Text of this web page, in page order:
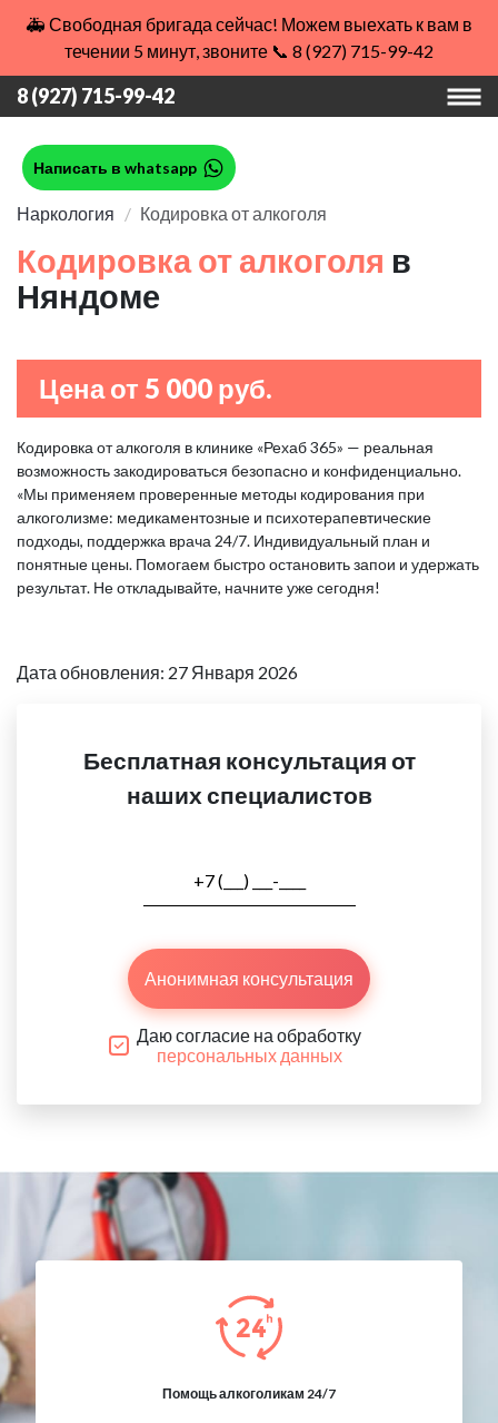
🚑 Свободная бригада сейчас! Можем выехать к вам в
течении 5 минут, звоните 📞 8 (927) 715-99-42
8 (927) 715-99-42
Написать в whatsapp
Наркология Кодировка от алкоголя
Кодировка от алкоголя в
Няндоме
Цена от 5 000 руб.
Кодировка от алкоголя в клинике «Рехаб 365» — реальная
возможность закодироваться безопасно и конфиденциально.
«Мы применяем проверенные методы кодирования при
алкоголизме: медикаментозные и психотерапевтические
подходы, поддержка врача 24/7. Индивидуальный план и
понятные цены. Помогаем быстро остановить запои и удержать
результат. Не откладывайте, начните уже сегодня!
Дата обновления: 27 Января 2026
Бесплатная консультация от
наших специалистов
Анонимная консультация
Даю согласие на обработку
персональных данных
Помощь алкоголикам 24/7